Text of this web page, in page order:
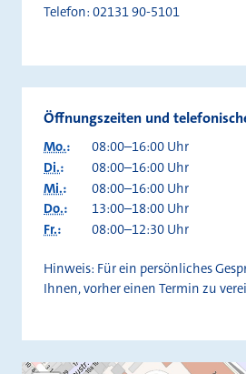
Telefon: 02131 90-5101
Öffnungszeiten und
Mo.:
08:00–16:00 Uhr
Di.:
08:00–16:00 Uhr
Mi.:
08:00–16:00 Uhr
Do.:
13:00–18:00 Uhr
Fr.: 08:00–12:30 Uhr
Hinweis: Für ein persönliches
Ihnen, vorher einen Termin zu